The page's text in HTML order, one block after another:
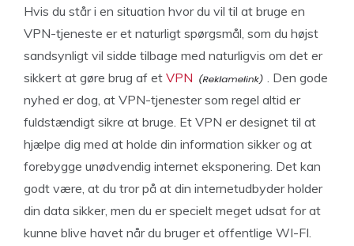
Hvis du står i en situation hvor du vil til at bruge en
VPN-tjeneste er et naturligt spørgsmål, som du højst
sandsynligt vil sidde tilbage med naturligvis om det er
sikkert at gøre brug af et VPN
. Den gode
nyhed er dog, at VPN-tjenester som regel altid er
fuldstændigt sikre at bruge. Et VPN er designet til at
hjælpe dig med at holde din information sikker og at
forebygge unødvendig internet eksponering. Det kan
godt være, at du tror på at din internetudbyder holder
din data sikker, men du er specielt meget udsat for at
kunne blive havet når du bruger et offentlige WI-FI.